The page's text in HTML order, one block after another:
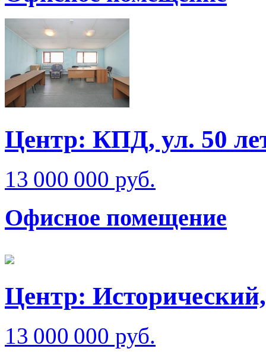
Центр: КПД, ул. 50
13 000 000 руб.
Офисное помещение
Центр:
13 000 000 руб.